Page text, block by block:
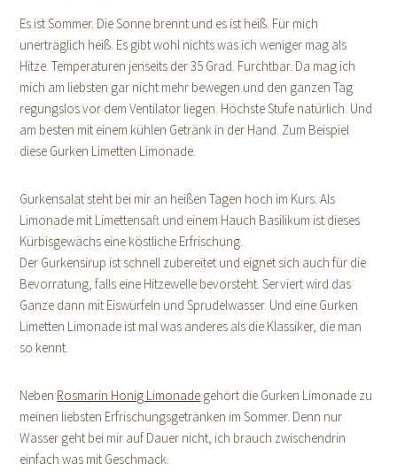
Es ist Sommer. Die Sonne brennt und es ist heiß. Für mich
unerträglich heiß. Es gibt wohl nichts was ich weniger mag als
Hitze. Temperaturen jenseits der 35 Grad. Furchtbar. Da mag ich
mich am liebsten gar nicht mehr bewegen und den ganzen Tag
regungslos vor dem Ventilator liegen. Höchste Stufe natürlich. Und
am besten mit einem kühlen Getränk in der Hand. Zum Beispiel
diese Gurken Limetten Limonade.
Gurkensalat steht bei mir an heißen Tagen hoch im Kurs. Als
Limonade mit Limettensaft und einem Hauch Basilikum ist dieses
Kürbisgewächs eine köstliche Erfrischung.
Der Gurkensirup ist schnell zubereitet und eignet sich auch für die
Bevorratung, falls eine Hitzewelle bevorsteht. Serviert wird das
Ganze dann mit Eiswürfeln und Sprudelwasser. Und eine Gurken
Limetten Limonade ist mal was anderes als die Klassiker, die man
so kennt.
Neben Rosmarin Honig Limonade gehört die Gurken Limonade zu
meinen liebsten Erfrischungsgetränken im Sommer. Denn nur
Wasser geht bei mir auf Dauer nicht, ich brauch zwischendrin
einfach was mit Geschmack.